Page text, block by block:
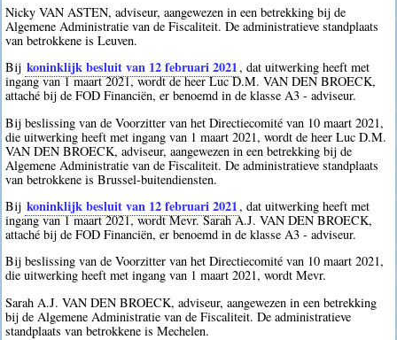
Nicky VAN ASTEN, adviseur, aangewezen in een betrekking bij de
Algemene Administratie van de Fiscaliteit. De administratieve standplaats
van betrokkene is Leuven.
Bij koninklijk besluit van 12 februari 2021, dat uitwerking heeft met
ingang van 1 maart 2021, wordt de heer Luc D.M. VAN DEN BROECK,
attaché bij de FOD Financiën, er benoemd in de klasse A3 - adviseur.
Bij beslissing van de Voorzitter van het Directiecomité van 10 maart 2021,
die uitwerking heeft met ingang van 1 maart 2021, wordt de heer Luc D.M.
VAN DEN BROECK, adviseur, aangewezen in een betrekking bij de
Algemene Administratie van de Fiscaliteit. De administratieve standplaats
van betrokkene is Brussel-buitendiensten.
Bij koninklijk besluit van 12 februari 2021, dat uitwerking heeft met
ingang van 1 maart 2021, wordt Mevr. Sarah A.J. VAN DEN BROECK,
attaché bij de FOD Financiën, er benoemd in de klasse A3 - adviseur.
Bij beslissing van de Voorzitter van het Directiecomité van 10 maart 2021,
die uitwerking heeft met ingang van 1 maart 2021, wordt Mevr.
Sarah A.J. VAN DEN BROECK, adviseur, aangewezen in een betrekking
bij de Algemene Administratie van de Fiscaliteit. De administratieve
standplaats van betrokkene is Mechelen.